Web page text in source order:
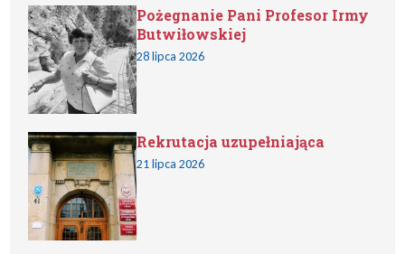
Pożegnanie Pani Profesor Irmy
Butwiłowskiej
28 lipca 2026
Rekrutacja uzupełniająca
21 lipca 2026